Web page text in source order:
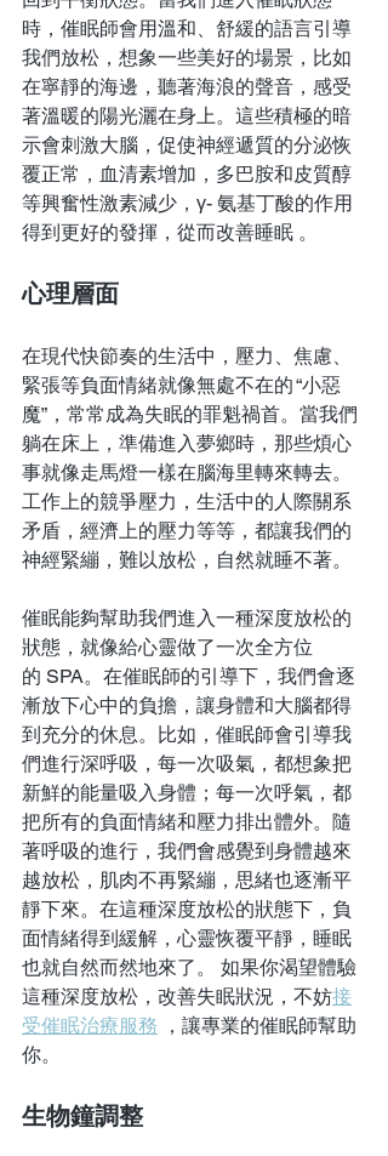
時，催眠師會用溫和、舒緩的語言引導
我們放松，想象一些美好的場景，比如
在寧靜的海邊，聽著海浪的聲音，感受
著溫暖的陽光灑在身上。這些積極的暗
示會刺激大腦，促使神經遞質的分泌恢
覆正常，血清素增加，多巴胺和皮質醇
等興奮性激素減少，γ- 氨基丁酸的作用
得到更好的發揮，從而改善睡眠 。
心理層面
在現代快節奏的生活中，壓力、焦慮、
緊張等負面情緒就像無處不在的 “小惡
魔”，常常成為失眠的罪魁禍首。當我們
躺在床上，準備進入夢鄉時，那些煩心
事就像走馬燈一樣在腦海里轉來轉去。
工作上的競爭壓力，生活中的人際關系
矛盾，經濟上的壓力等等，都讓我們的
神經緊繃，難以放松，自然就睡不著。
催眠能夠幫助我們進入一種深度放松的
狀態，就像給心靈做了一次全方位
的 SPA。在催眠師的引導下，我們會逐
漸放下心中的負擔，讓身體和大腦都得
到充分的休息。比如，催眠師會引導我
們進行深呼吸，每一次吸氣，都想象把
新鮮的能量吸入身體；每一次呼氣，都
把所有的負面情緒和壓力排出體外。隨
著呼吸的進行，我們會感覺到身體越來
越放松，肌肉不再緊繃，思緒也逐漸平
靜下來。在這種深度放松的狀態下，負
面情緒得到緩解，心靈恢覆平靜，睡眠
也就自然而然地來了。 如果你渴望體驗
這種深度放松，改善失眠狀況，不妨接
受催眠治療服務 ，讓專業的催眠師幫助
你。
生物鐘調整